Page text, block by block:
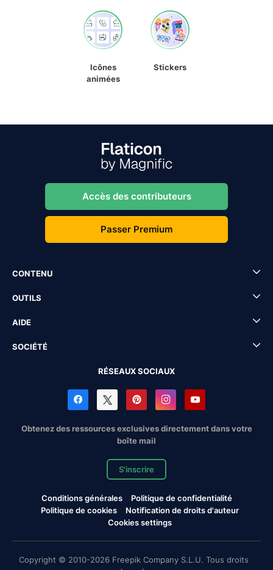
Icônes
animées
Stickers
Accès des contributeurs
Passer Premium
CONTENU
OUTILS
AIDE
SOCIÉTÉ
RÉSEAUX SOCIAUX
Obtenez des ressources exclusives directement dans votre
boîte mail
S'inscrire
Conditions générales
Politique de confidentialité
Politique de cookies
Notification de droits d'auteur
Cookies settings
Copyright © 2010-2026 Freepik Company S.L.U. Tous droits